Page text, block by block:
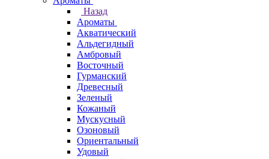
Назад
Ароматы
Акватический
Альдегидный
Амбровый
Восточный
Гурманский
Древесный
Зеленый
Кожаный
Мускусный
Озоновый
Ориентальный
Удовый